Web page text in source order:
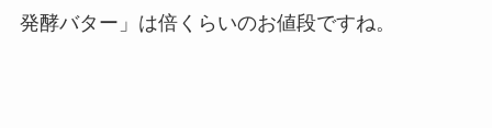
発酵バター」は倍くらいのお値段ですね。